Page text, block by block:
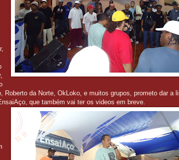
Roberto da Norte, OkLoko, e muitos grupos, prometo dar a
que também vai ter os videos em breve.